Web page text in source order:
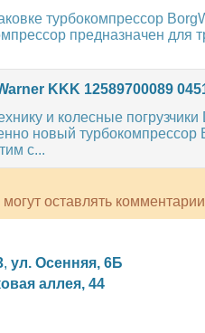
турбокомпрессор
предназначен для
KKK 12589700089
и колесные
новый турбокомпрессор
с...
могут оставлять
, ул. Осенняя, 6Б
аллея, 44